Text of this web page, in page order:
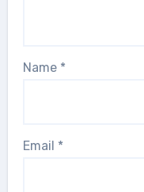
Name *
Email *